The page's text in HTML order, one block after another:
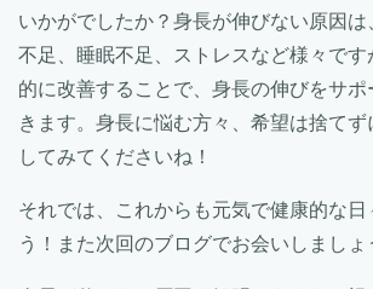
いかがでしたか？身長が伸びない原因
不足、睡眠不足、ストレスなど様々で
的に改善することで、身長の伸びをサ
きます。身長に悩む方々、希望は捨て
してみてくださいね！
それでは、これからも元気で健康的な日
う！また次回のブログでお会いしましょ